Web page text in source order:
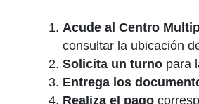
Acude al Centro
consultar la ubicación
Solicita un turno para
Entrega los
Realiza el pago